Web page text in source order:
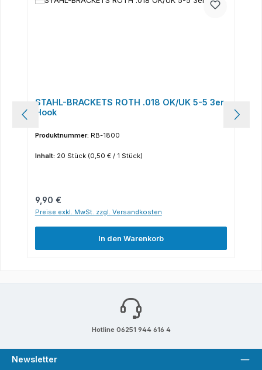
STAHL-BRACKETS ROTH .018 OK/UK 5-5 3er
Hook
Produktnummer: RB-1800
Inhalt: 20 Stück (0,50 € / 1 Stück)
Regulärer Preis:
9,90 €
Preise exkl. MwSt. zzgl. Versandkosten
In den Warenkorb
Hotline 06251 944 616 4
Newsletter